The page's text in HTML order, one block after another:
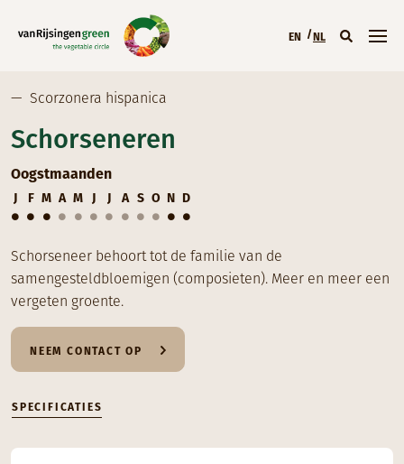
Overslaan en naar de inhoud gaan
Hoofdmenu
EN NL
— Scorzonera hispanica
Schorseneren
Oogstmaanden
J F M A M J J A S O N D
Schorseneer behoort tot de familie van de
samengesteldbloemigen (composieten). Meer en meer een
vergeten groente.
NEEM CONTACT OP
SPECIFICATIES